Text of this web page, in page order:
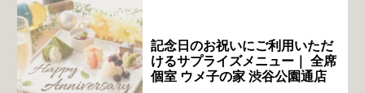
記念日のお祝いにご利用いただ
けるサプライズメニュー｜ 全席
個室 ウメ子の家 渋谷公園通店